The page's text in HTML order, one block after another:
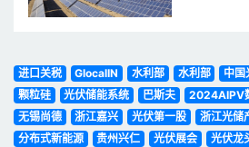
进口关税 GlocalIN 水利部 水利部 中国
颗粒硅
光伏储能系统 巴斯夫 2024AIPV
无锡尚德
浙江嘉兴 光伏第一股 浙江光储
分布式新能源
贵州兴仁 光伏展会 光伏龙